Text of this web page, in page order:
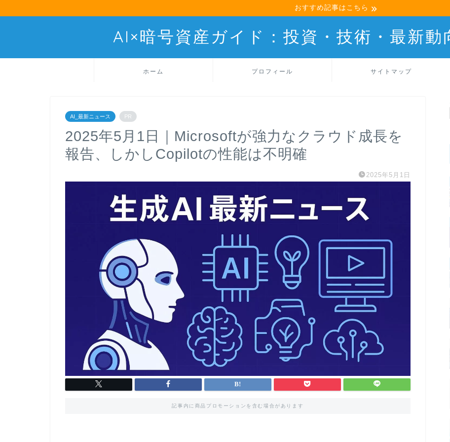
おすすめ記事はこちら
AI×暗号資産ガイド：投資・技術・最新動
ホーム プロフィール サイトマップ
AI_最新ニュース PR
2025年5月1日｜Microsoftが強力なクラウド成長を
報告、しかしCopilotの性能は不明確
2025年5月1日
記事内に商品プロモーションを含む場合があります